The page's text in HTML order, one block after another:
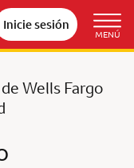
Inicie sesión
MENÚ
Wells Fargo